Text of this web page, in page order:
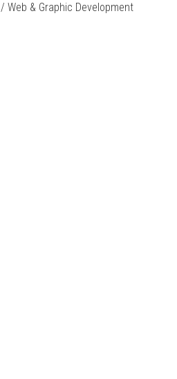
/ Web & Graphic Development